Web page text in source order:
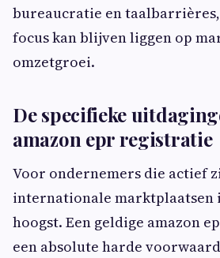
bureaucratie en
focus kan blijven liggen op
omzetgroei.
De specifieke
amazon epr registratie
Voor ondernemers die actief
internationale marktplaatsen
hoogst. Een geldige amazon
een absolute harde